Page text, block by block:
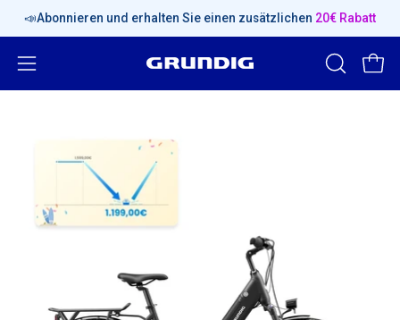
überspringen
📣Abonnieren und erhalten Sie einen zusätzlichen 20€ Rabatt
Navigationsmenü
ÖFFNEN